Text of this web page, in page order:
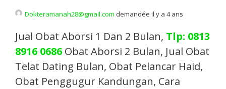
Dokteramanah28@gmail.com demandée il y a 4 ans
Jual Obat Aborsi 1 Dan 2 Bulan, Tlp: 0813
8916 0686 Obat Aborsi 2 Bulan, Jual Obat
Telat Dating Bulan, Obat Pelancar Haid,
Obat Penggugur Kandungan, Cara